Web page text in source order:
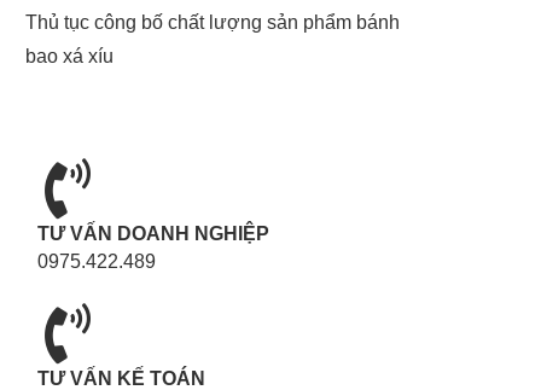
Thủ tục công bố chất lượng sản phẩm bánh
bao xá xíu
TƯ VẤN DOANH NGHIỆP
0975.422.489
TƯ VẤN KẾ TOÁN